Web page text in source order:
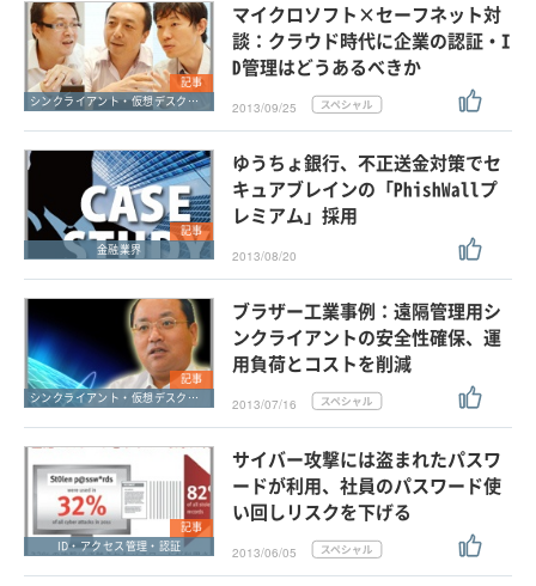
記事
シンクライアント・仮想デスクトップ
マイクロソフト×セーフネット対
談：クラウド時代に企業の認証・I
D管理はどうあるべきか
2013/09/25
記事
金融業界
ゆうちょ銀行、不正送金対策でセ
キュアブレインの「PhishWallプ
レミアム」採用
2013/08/20
記事
シンクライアント・仮想デスクトップ
ブラザー工業事例：遠隔管理用シ
ンクライアントの安全性確保、運
用負荷とコストを削減
2013/07/16
記事
ID・アクセス管理・認証
サイバー攻撃には盗まれたパスワ
ードが利用、社員のパスワード使
い回しリスクを下げる
2013/06/05